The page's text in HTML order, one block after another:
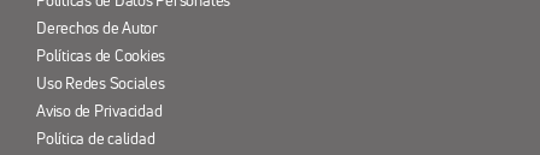
Derechos de Autor
Políticas de Cookies
Uso Redes Sociales
Aviso de Privacidad
Política de calidad